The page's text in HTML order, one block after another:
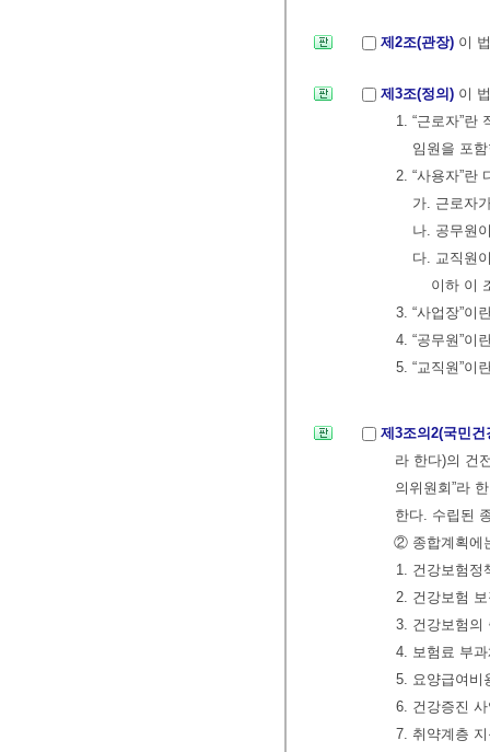
제2조(관장) 이
제3조(정의) 이
1. “근로자”란
임원을 포
2. “사용자”란
가. 근로자
나. 공무원
다. 교직원
이하 이
3. “사업장”이
4. “공무원”이
5. “교직원”이
제3조의2(국민
라 한다)의 건
의위원회”라
한다. 수립된
② 종합계획에
1. 건강보험정
2. 건강보험
3. 건강보험의
4. 보험료 부
5. 요양급여비
6. 건강증진
7. 취약계층